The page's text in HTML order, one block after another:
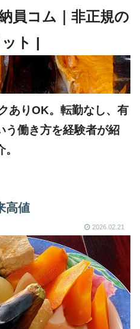
ありOK。転勤なし、有
う働き方を経験者が紹
。
高値
2026.02.21